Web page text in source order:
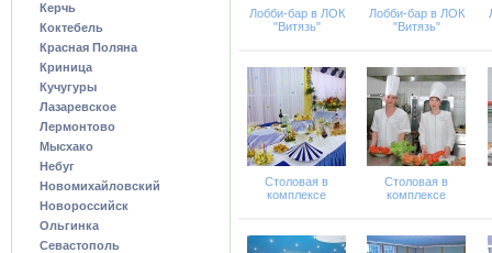
Керчь
Коктебель
Красная Поляна
Криница
Кучугуры
Лазаревское
Лермонтово
Мысхако
Небуг
Новомихайловский
Новороссийск
Ольгинка
Севастополь
Лобби-бар в ЛОК
"Витязь"
Лобби-бар в ЛОК
"Витязь"
Столовая в
комплексе
Столовая в
комплексе